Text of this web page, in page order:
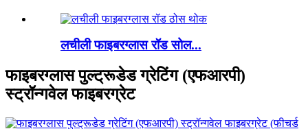
लचीली फाइबरग्लास रॉड सोल...
फाइबरग्लास पुल्ट्रूडेड ग्रेटिंग (एफआरपी)
स्ट्रॉन्गवेल फाइबरग्रेट